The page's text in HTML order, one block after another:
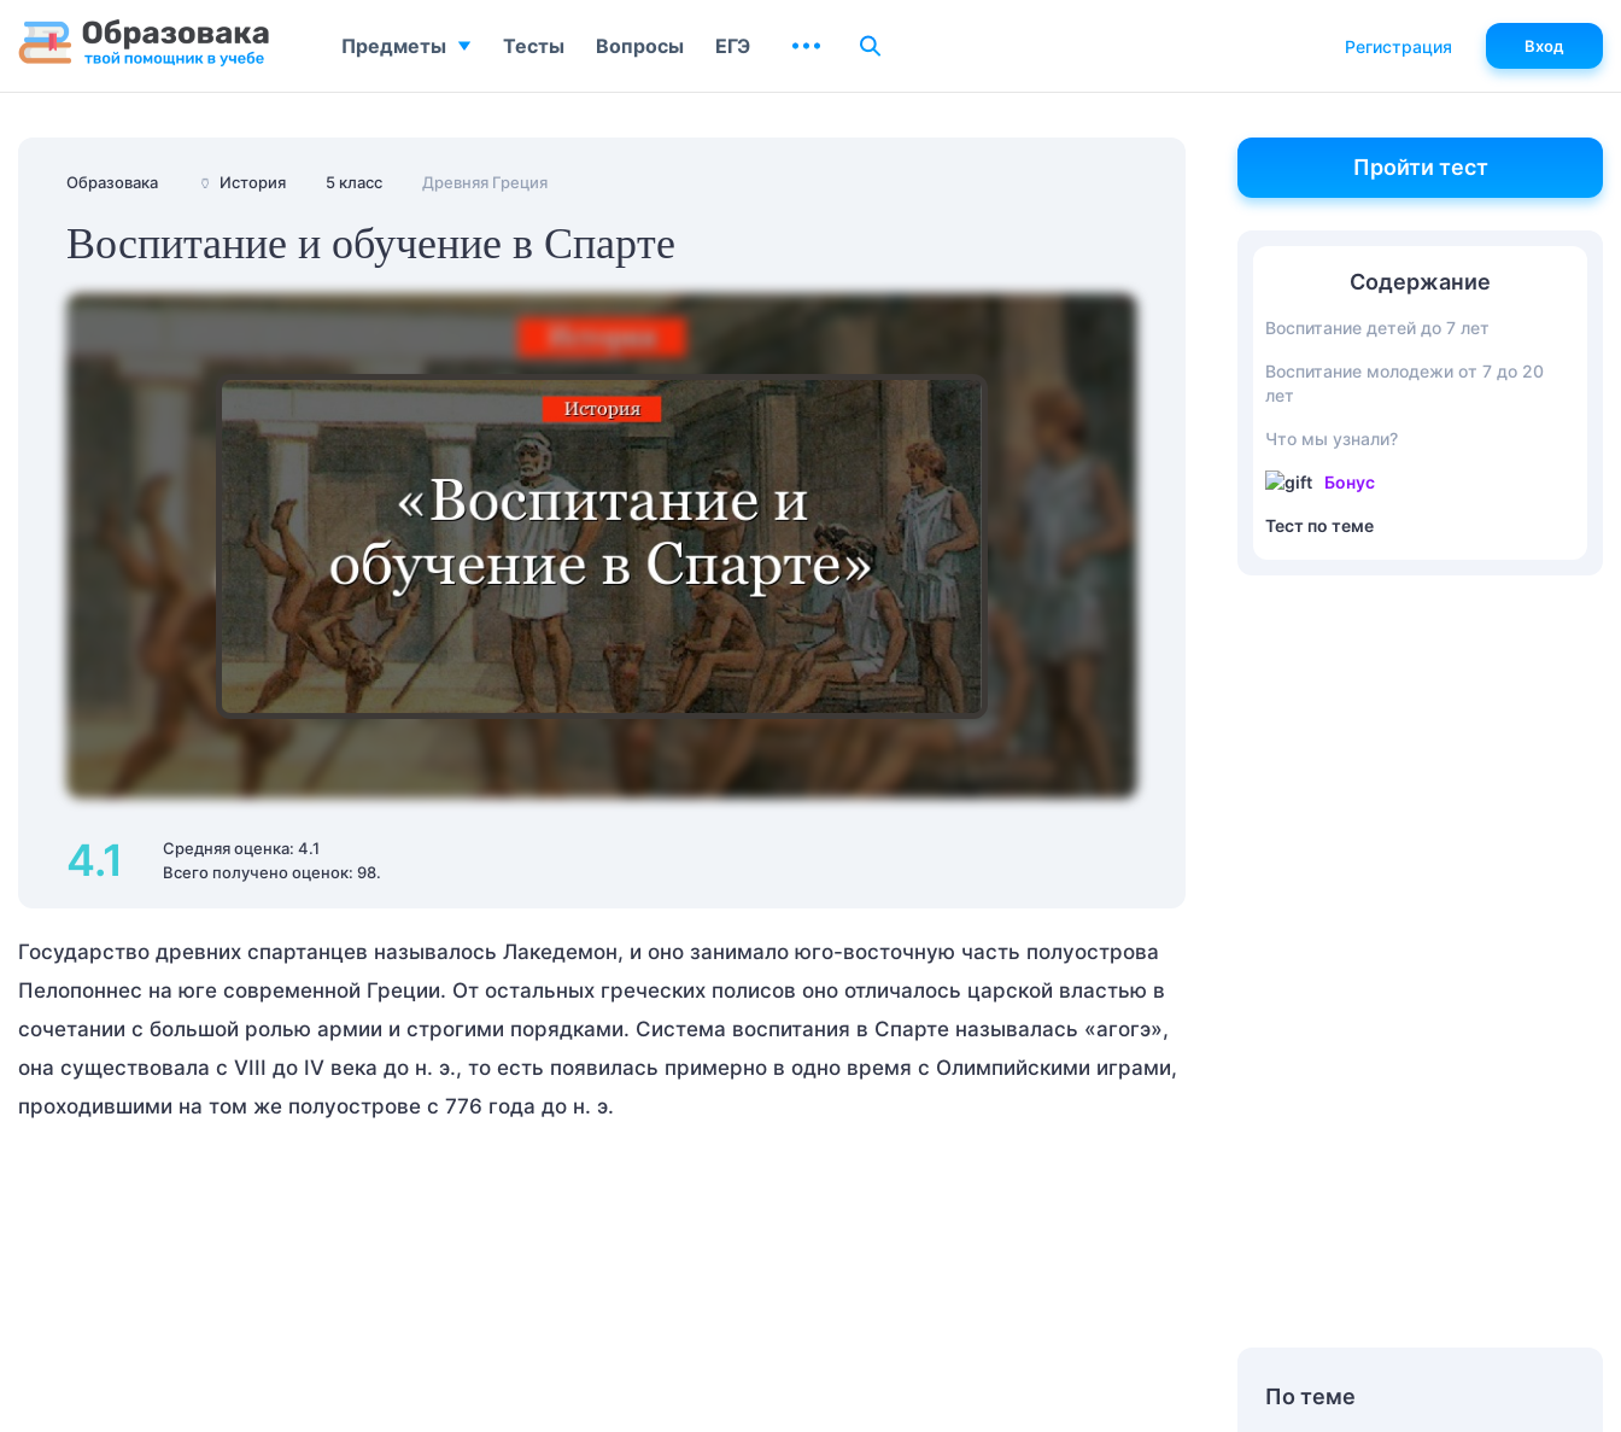
Образовака 🏺 История 5 класс Древняя Греция
Воспитание и обучение в Спарте
4.1
Средняя оценка: 4.1
Всего получено оценок: 98.
Государство древних спартанцев называлось Лакедемон, и оно занимало юго-восточную часть полуострова
Пелопоннес на юге современной Греции. От остальных греческих полисов оно отличалось царской властью в
сочетании с большой ролью армии и строгими порядками. Система воспитания в Спарте называлась «агогэ»,
она существовала с VIII до IV века до н. э., то есть появилась примерно в одно время с Олимпийскими играми,
проходившими на том же полуострове с 776 года до н. э.
Пройти тест
Содержание
Воспитание детей до 7 лет
Воспитание молодежи от 7 до 20
лет
Что мы узнали?
Бонус
Тест по теме
По теме
Предметы Тесты Вопросы ЕГЭ Регистрация Вход